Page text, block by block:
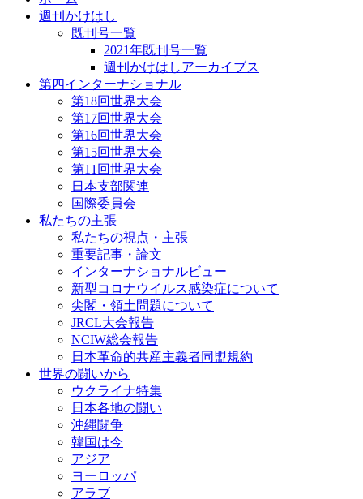
週刊かけはし
既刊号一覧
2021年既刊号一覧
週刊かけはしアーカイブス
第四インターナショナル
第18回世界大会
第17回世界大会
第16回世界大会
第15回世界大会
第11回世界大会
日本支部関連
国際委員会
私たちの主張
私たちの視点・主張
重要記事・論文
インターナショナルビュー
新型コロナウイルス感染症について
尖閣・領土問題について
JRCL大会報告
NCIW総会報告
日本革命的共産主義者同盟規約
世界の闘いから
ウクライナ特集
日本各地の闘い
沖縄闘争
韓国は今
アジア
ヨーロッパ
アラブ